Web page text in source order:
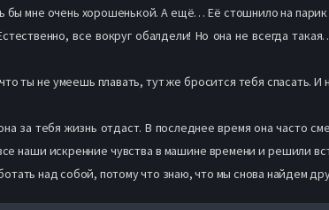
бы мне очень хорошенькой. А ещё… Её стошнило на
все вокруг обалдели! Но она не всегда
ты не умеешь плавать, тут же бросится тебя спасать. И
за тебя жизнь отдаст. В последнее время она часто
наши искренние чувства в машине времени и решили
над собой, потому что знаю, что мы снова найдем